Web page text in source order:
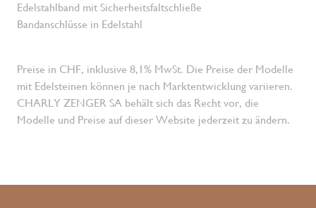
Edelstahlband mit Sicherheitsfaltschließe
Bandanschlüsse in Edelstahl
Preise in CHF, inklusive 8,1% MwSt. Die Preise der Modelle
mit Edelsteinen können je nach Marktentwicklung variieren.
CHARLY ZENGER SA behält sich das Recht vor, die
Modelle und Preise auf dieser Website jederzeit zu ändern.